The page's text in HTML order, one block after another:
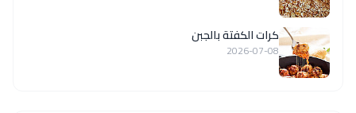
كرات الكفتة بالجبن
2026-07-08